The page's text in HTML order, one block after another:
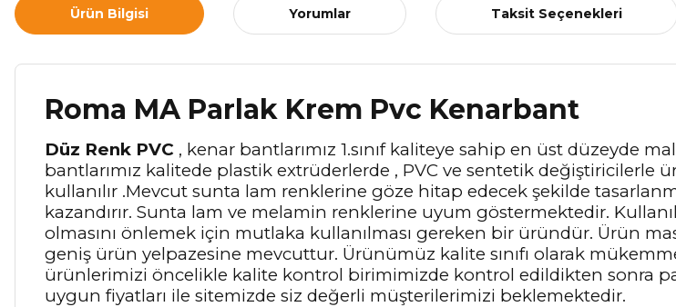
Ürün Bilgisi Yorumlar Taksit Seçenekleri
Roma MA Parlak Krem Pvc Kenarbant
Düz Renk PVC , kenar bantlarımız 1.sınıf kaliteye sahip en üst düzeyde
bantlarımız kalitede plastik extrüderlerde , PVC ve sentetik değiştiricilerle
kullanılır .Mevcut sunta lam renklerine göze hitap edecek şekilde
kazandırır. Sunta lam ve melamin renklerine uyum göstermektedir.
olmasını önlemek için mutlaka kullanılması gereken bir üründür. Ürün
geniş ürün yelpazesine mevcuttur. Ürünümüz kalite sınıfı olarak
ürünlerimizi öncelikle kalite kontrol birimimizde kontrol edildikten sonra
uygun fiyatları ile sitemizde siz değerli müşterilerimizi beklemektedir.